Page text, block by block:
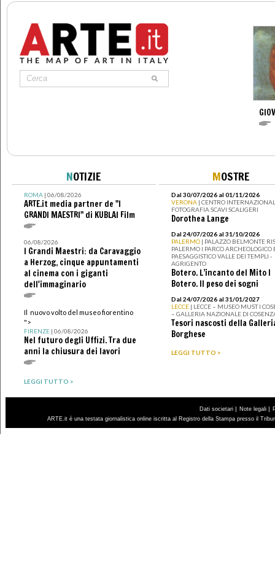
NOTIZIE
ROMA| 06/08/2026
ARTE.it media partner de "I
GRANDI MAESTRI" di KUBLAI Film
06/08/2026
I Grandi Maestri: da Caravaggio
a Herzog, cinque appuntamenti
al cinema con i giganti
dell'immaginario
Il nuovo volto del museo fiorentino
">
FIRENZE| 06/08/2026
Nel futuro degli Uffizi. Tra due
anni la chiusura dei lavori
LEGGI TUTTO >
MOSTRE
Dal 30/07/2026 al 01/11/2026
VERONA | CENTRO
FOTOGRAFIA SCAVI SCALIGERI
Dorothea Lange
Dal 24/07/2026 al 31/10/2026
PALERMO | PALAZZO BELMONTE
PALERMO I PARCO ARCHEOLOGICO
PAESAGGISTICO VALLE DEI TEMPLI -
AGRIGENTO
Botero. L’incanto del Mito I
Botero. Il peso dei sogni
Dal 24/07/2026 al 31/01/2027
LECCE | LECCE – MUSEO MUST I
– GALLERIA NAZIONALE DI
Tesori nascosti della
Borghese
LEGGI TUTTO >
Dati societari | Note legali |
ARTE.it è una testata giornalistica online iscritta al Registro della Stampa presso il